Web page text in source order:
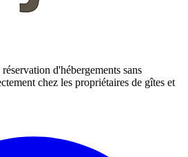
d'hébergements sans
chez les propriétaires de gîtes et